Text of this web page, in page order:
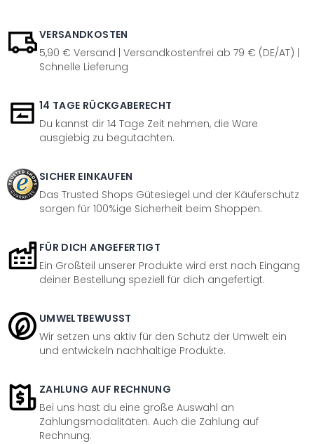
VERSANDKOSTEN
5,90 € Versand | Versandkostenfrei ab 79 € (DE/AT) |
Schnelle Lieferung
14 TAGE RÜCKGABERECHT
Du kannst dir 14 Tage Zeit nehmen, die Ware
ausgiebig zu begutachten.
SICHER EINKAUFEN
Das Trusted Shops Gütesiegel und der Käuferschutz
sorgen für 100%ige Sicherheit beim Shoppen.
FÜR DICH ANGEFERTIGT
Ein Großteil unserer Produkte wird erst nach Eingang
deiner Bestellung speziell für dich angefertigt.
UMWELTBEWUSST
Wir setzen uns aktiv für den Schutz der Umwelt ein
und entwickeln nachhaltige Produkte.
ZAHLUNG AUF RECHNUNG
Bei uns hast du eine große Auswahl an
Zahlungsmodalitäten. Auch die Zahlung auf
Rechnung.